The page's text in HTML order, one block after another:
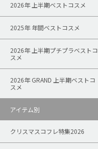
2026年 上半期ベストコスメ
2025年 年間ベストコスメ
2026年 上半期プチプラベストコ
スメ
2026年 GRAND 上半期ベストコ
スメ
アイテム別
クリスマスコフレ特集2026